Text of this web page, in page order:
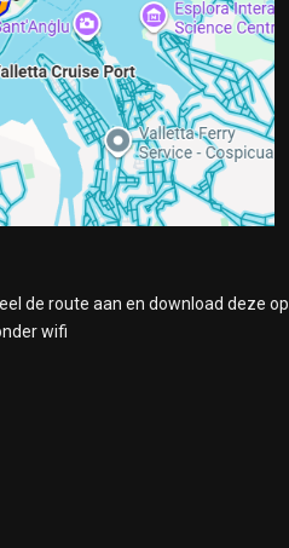
de route aan en download deze op
wifi